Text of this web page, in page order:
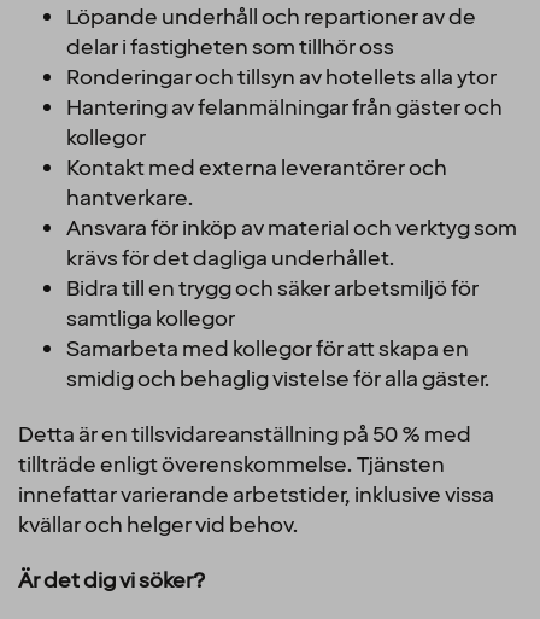
Löpande underhåll och repartioner av de
delar i fastigheten som tillhör oss
Ronderingar och tillsyn av hotellets alla ytor
Hantering av felanmälningar från gäster och
kollegor
Kontakt med externa leverantörer och
hantverkare.
Ansvara för inköp av material och verktyg som
krävs för det dagliga underhållet.
Bidra till en trygg och säker arbetsmiljö för
samtliga kollegor
Samarbeta med kollegor för att skapa en
smidig och behaglig vistelse för alla gäster.
Detta är en tillsvidareanställning på 50 % med
tillträde enligt överenskommelse. Tjänsten
innefattar varierande arbetstider, inklusive vissa
kvällar och helger vid behov.
Är det dig vi söker?